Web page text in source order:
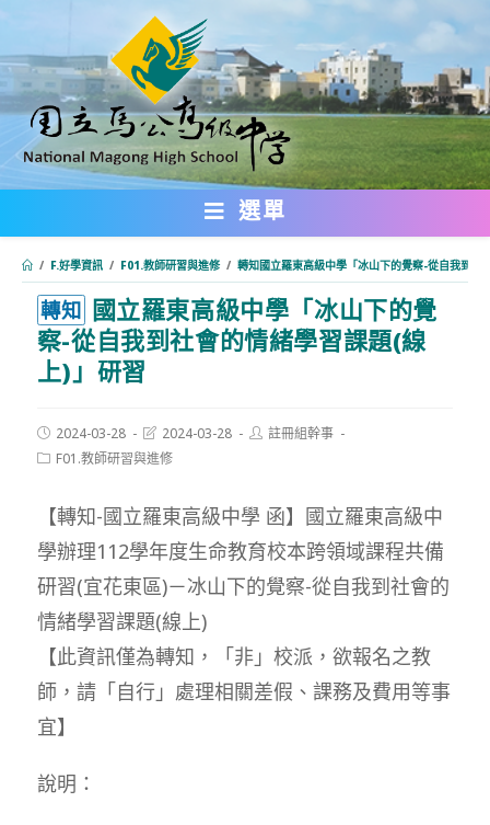
轉
主
要
內
選單
/ F.好學資訊 / F01.教師研習與進修 / 轉知國立羅東高級中學「冰山下的覺察-從自我到社
轉知 國立羅東高級中學「冰山下的覺
察-從自我到社會的情緒學習課題(線
上)」研習
Post
published:
2024-03-28
Post
last
modified:
2024-03-28
Post註冊組幹事
PostF01.教師研習與進修
【轉知-國立羅東高級中學 函】國立羅東高級中
學辦理112學年度生命教育校本跨領域課程共備
研習(宜花東區)－冰山下的覺察-從自我到社會的
情緒學習課題(線上)
【此資訊僅為轉知，「非」校派，欲報名之教
師，請「自行」處理相關差假、課務及費用等事
宜】
說明：